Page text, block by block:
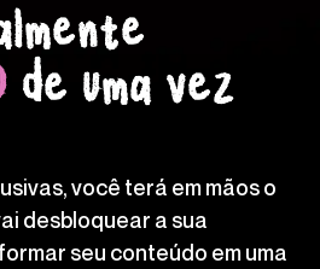
de uma vez
você terá em mãos o
desbloquear a sua
seu conteúdo em uma